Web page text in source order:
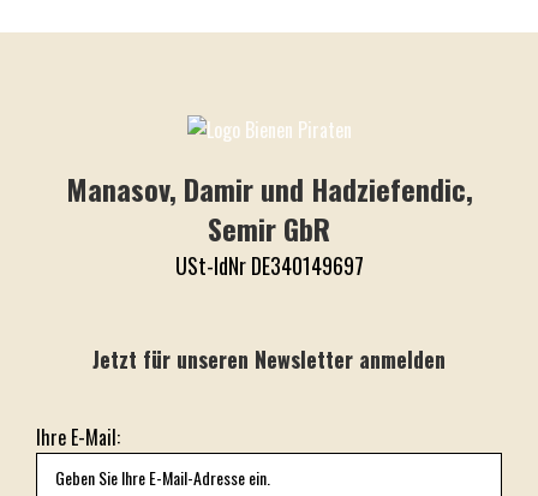
Manasov, Damir und Hadziefendic,
Semir GbR
USt-IdNr DE340149697
Jetzt für unseren Newsletter anmelden
Ihre E-Mail: